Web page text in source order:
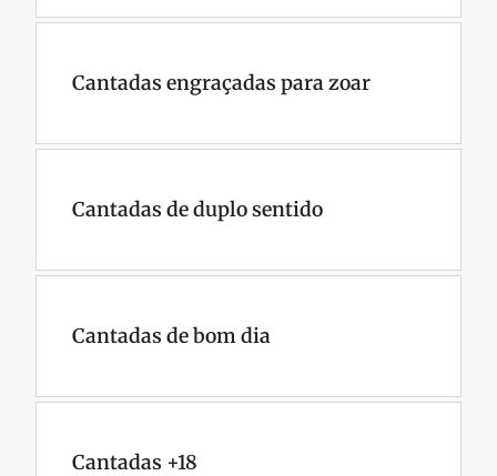
Cantadas engraçadas para zoar
Cantadas de duplo sentido
Cantadas de bom dia
Cantadas +18